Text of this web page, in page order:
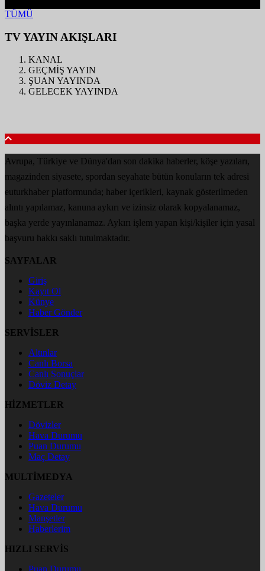
TÜMÜ
TV YAYIN AKIŞLARI
KANAL
GEÇMİŞ YAYIN
ŞUAN YAYINDA
GELECEK YAYINDA
Avrupa, Türkiye ve Dünya'dan son dakika haberler, köşe yazıları,
magazinden siyasete, spordan seyahate bütün konuların tek adresi
euturkhaber platformunda; haber içerikleri, kaynak gösterilmeden
alıntı yapılamaz, kanuna aykırı ve izinsiz olarak kopyalanamaz,
başka yerde yayınlanamaz. Aykırı işlem yapan kişi/kişiler için yasal
başvuru hakkı saklı tutulmaktadır.
SAYFALAR
Giriş
Kayıt Ol
Künye
Haber Gönder
SERVİSLER
Altınlar
Canlı Borsa
Canlı Sonuçlar
Döviz Detay
HİZMETLER
Dövizler
Hava Durumu
Puan Durumu
Maç Detay
MULTİMEDYA
Gazeteler
Hava Durumu
Manşetler
Haberlerim
HIZLI SERVİS